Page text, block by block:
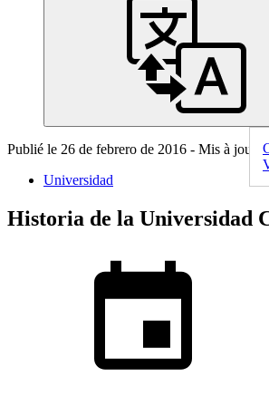
Publié le 26 de febrero de 2016 - Mis à jour
Universidad
Historia de la Universidad